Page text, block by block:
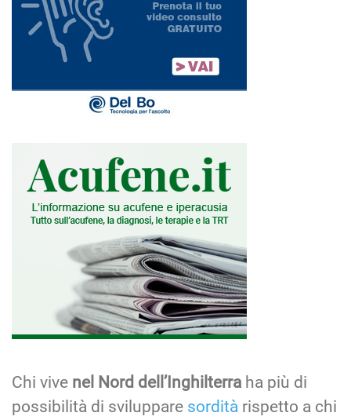
Chi vive nel Nord dell’Inghilterra ha più di
possibilità di sviluppare sordità rispetto a chi